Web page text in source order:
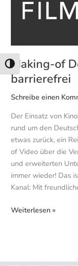
Umschalten auf hohe
Making-of
barrierefrei
Schreibe einen
Der Einsatz von
rund um den
etwas zurück, ein
of Video über die
und erweiterten
immer wieder! Das
Kanal: Mit
2021
barrierefrei
Weiterlesen »